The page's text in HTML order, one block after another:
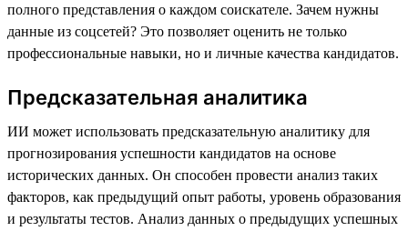
полного представления о каждом соискателе. Зачем нужны
данные из соцсетей? Это позволяет оценить не только
профессиональные навыки, но и личные качества кандидатов.
Предсказательная аналитика
ИИ может использовать предсказательную аналитику для
прогнозирования успешности кандидатов на основе
исторических данных. Он способен провести анализ таких
факторов, как предыдущий опыт работы, уровень образования
и результаты тестов. Анализ данных о предыдущих успешных